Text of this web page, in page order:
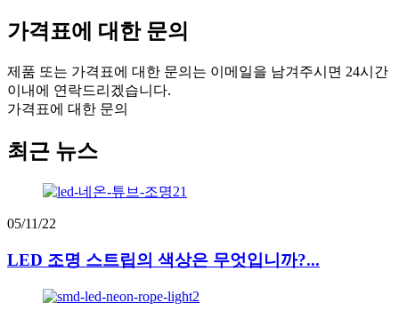
가격표에 대한 문의
제품 또는 가격표에 대한 문의는 이메일을 남겨주시면 24시간
이내에 연락드리겠습니다.
가격표에 대한 문의
최근 뉴스
05/11/22
LED 조명 스트립의 색상은 무엇입니까?...